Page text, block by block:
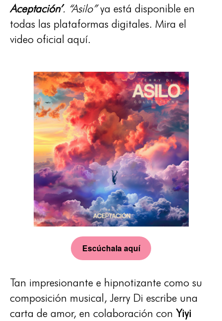
Aceptación’. “Asilo”ya está disponible en
todas las plataformas digitales. Mira el
video oficial aquí.
Escúchala aquí
Tan impresionante e hipnotizante como su
composición musical, Jerry Di escribe una
carta de amor, en colaboración con Yiyi